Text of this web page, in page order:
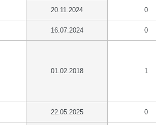
20.11.2024 0
16.07.2024 0
01.02.2018 1
22.05.2025 0